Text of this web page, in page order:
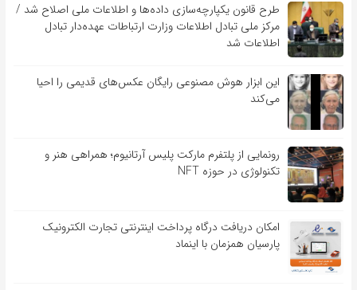
طرح قانون یکپارچه‌سازی داده‌ها و اطلاعات ملی اصلاح شد /
مرکز ملی تبادل اطلاعات وزارت ارتباطات عهده‌دار تبادل
اطلاعات شد
این ابزار هوش مصنوعی رایگان عکس‌های قدیمی را احیا
می‌کند
رونمایی از پلتفرم مارکت پلیس آرتانیوم؛ همراهی هنر و
تکنولوژی در حوزه NFT
امکان دریافت درگاه پرداخت اینترنتی تجارت الکترونیک
پارسیان همزمان با اینماد